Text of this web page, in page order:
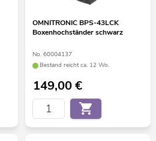
OMNITRONIC BPS-43LCK
Boxenhochständer schwarz
No. 60004137
Bestand reicht ca. 12 Wo.
149,00€